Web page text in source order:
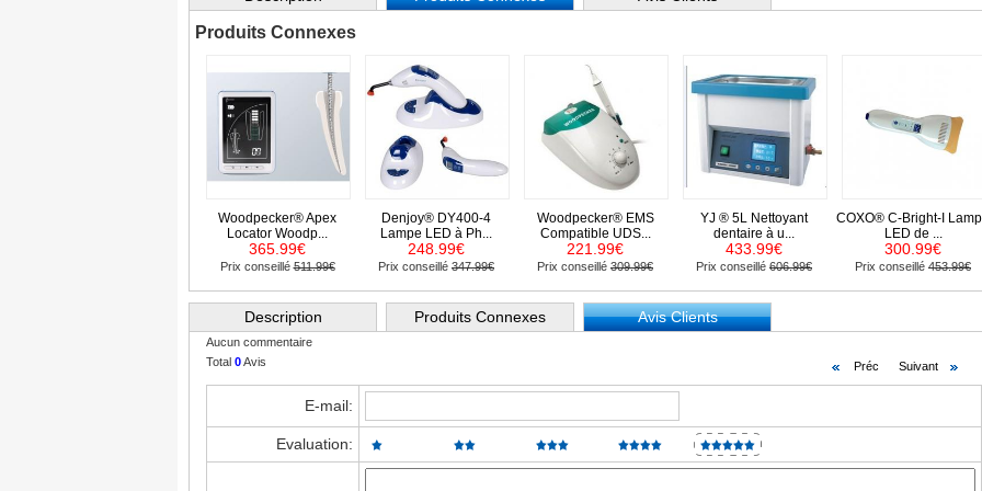
Produits Connexes
Woodpecker® Apex
Locator Woodp...
365.99€
Prix conseillé511.99€
Denjoy® DY400-4
Lampe LED à Ph...
248.99€
Prix conseillé 347.99€
Woodpecker® EMS
Compatible UDS...
221.99€
Prix conseillé 309.99€
YJ ® 5L Nettoyant
dentaire à u...
433.99€
Prix conseillé 606.99€
COXO® C-Bright-I
LED de ...
300.99€
Prix conseillé 453.99€
Description Produits Connexes Avis Clients
Aucun commentaire
Total 0Avis Préc Suivant
E-mail:
Evaluation: